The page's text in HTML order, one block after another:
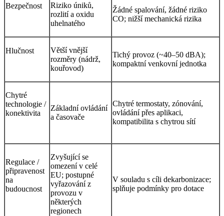
Bezpečnost
Riziko úniků,
rozlití a oxidu
uhelnatého
Žádné spalování, žádné riziko
CO; nižší mechanická rizika
Hlučnost
Větší vnější
rozměry (nádrž,
kouřovod)
Tichý provoz (~40–50 dBA);
kompaktní venkovní jednotka
Chytré
technologie /
konektivita
Základní ovládání
a časovače
Chytré termostaty, zónování,
ovládání přes aplikaci,
kompatibilita s chytrou sítí
Regulace /
připravenost
na
budoucnost
Zvyšující se
omezení v celé
EU; postupné
vyřazování z
provozu v
některých
regionech
V souladu s cíli dekarbonizace;
splňuje podmínky pro dotace